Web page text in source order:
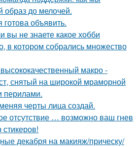
до мелочей.
объявить.
вы не знаете какое хобби
в котором собрались множество
макро -
снятый на широкой мраморной
перилами.
черты лица создай.
отсутствие … возможно ваш гнев
декабря на макияж/прическу/